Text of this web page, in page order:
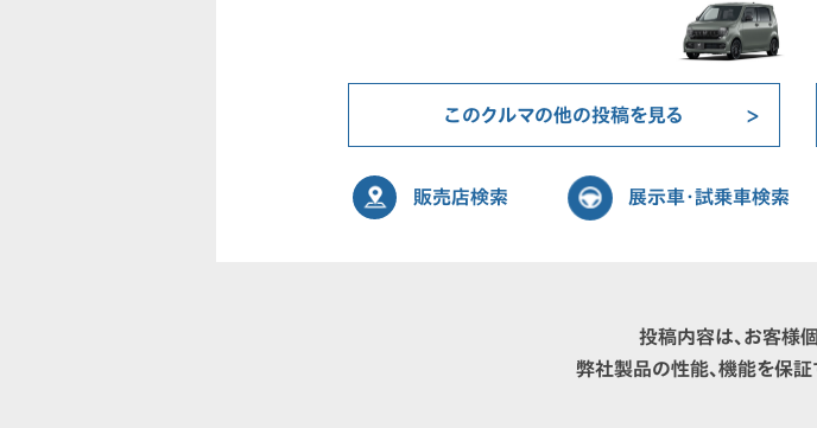
このクルマの他の投稿を見る
販売店検索 展示車・試乗車検索
投稿内容は、お客様
弊社製品の性能、機能を保証